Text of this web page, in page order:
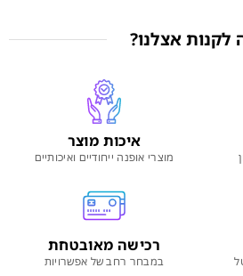
לקנות אצלנו?
איכות מוצר
מוצרי אופנה ייחודיים ואיכותיים
רכישה מאובטחת
במבחר רחב של אפשרויות